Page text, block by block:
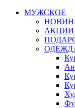
МУЖСКОЕ
АКЦИИ